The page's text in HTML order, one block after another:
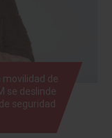
movilidad de
se deslinde
seguridad